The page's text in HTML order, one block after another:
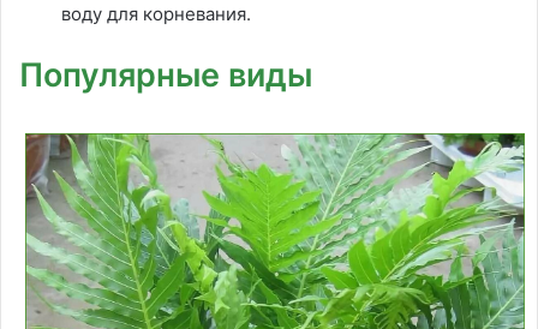
воду для корневания.
Популярные виды